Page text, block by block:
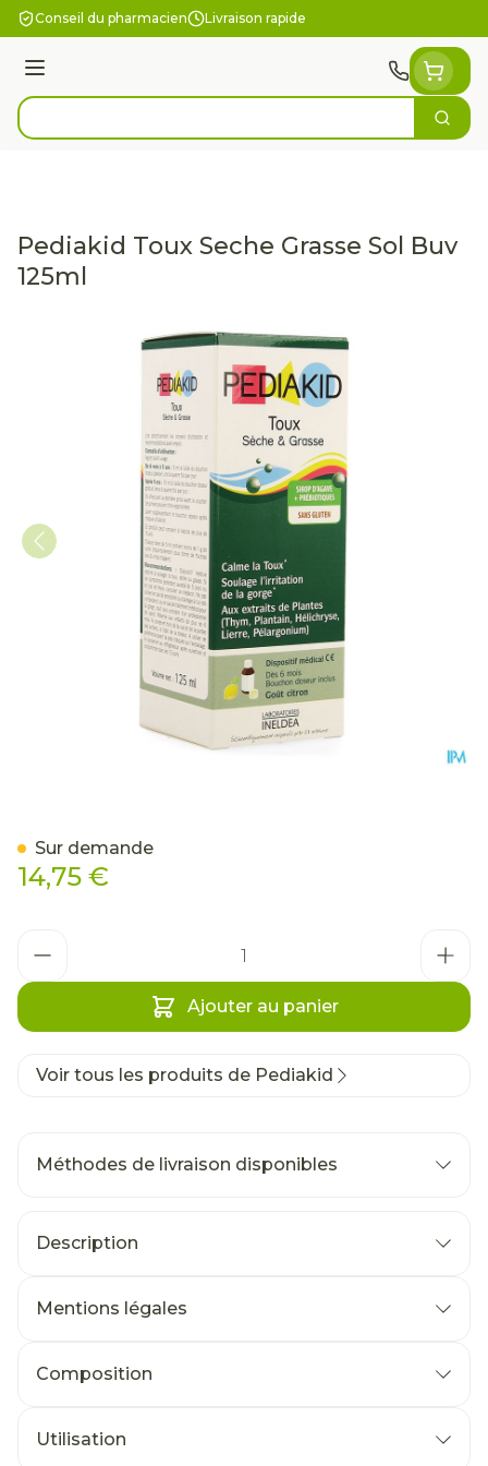
Aller au contenu
Conseil du pharmacien Livraison rapide
Menu
Rechercher
Pediakid Toux Seche Grasse Sol Buv
125ml
14,75 €
Ajouter au panier
Sur demande
Voir tous les produits de Pediakid
Méthodes de livraison disponibles
Description
Mentions légales
Composition
Utilisation